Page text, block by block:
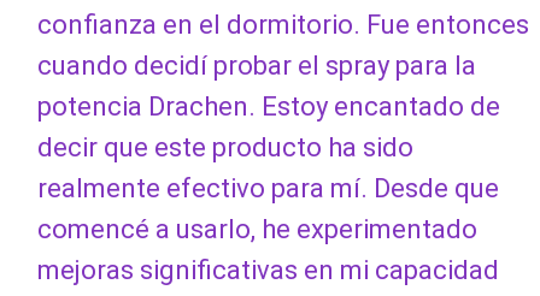
confianza en el dormitorio. Fue entonces
cuando decidí probar el spray para la
potencia Drachen. Estoy encantado de
decir que este producto ha sido
realmente efectivo para mí. Desde que
comencé a usarlo, he experimentado
mejoras significativas en mi capacidad